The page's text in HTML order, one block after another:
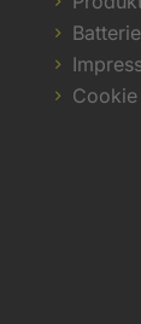
Cookie